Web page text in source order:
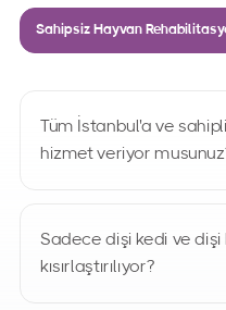
Sahipsiz Hayvan
Tüm İstanbul'a ve
hizmet veriyor
anestezi altında
erkeklerde testislerin
Sadece dişi kedi ve dişi
kısırlaştırılıyor?